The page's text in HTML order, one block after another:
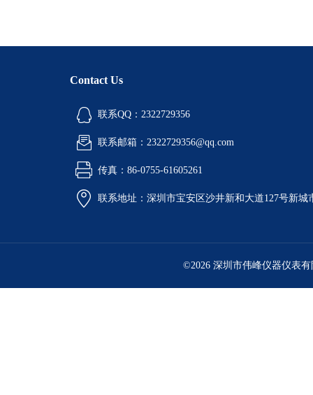
Contact Us
联系QQ：2322729356
联系邮箱：2322729356@qq.com
传真：86-0755-61605261
联系地址：深圳市宝安区沙井新和大道127号新城
©2026 深圳市伟峰仪器仪表